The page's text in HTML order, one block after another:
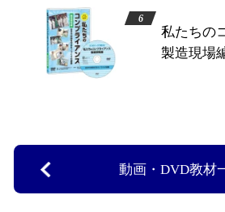
私たちの
製造現場
動画・DVD教材